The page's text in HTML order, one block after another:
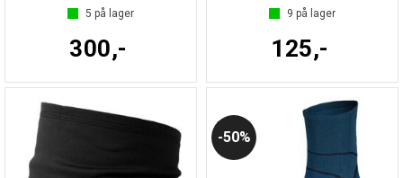
5 på lager
300,-
9 på lager
125,-
50%